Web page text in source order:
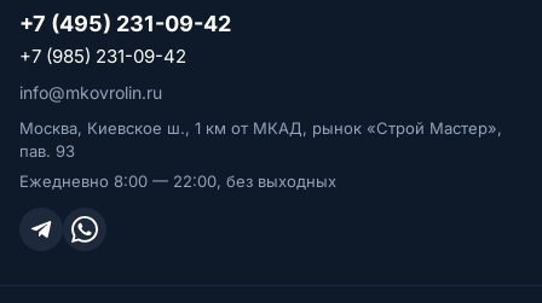
+7 (495) 231-09-42
+7 (985) 231-09-42
info@mkovrolin.ru
Москва, Киевское ш., 1 км от МКАД, рынок «Строй Мастер»,
пав. 93
Ежедневно 8:00 — 22:00, без выходных